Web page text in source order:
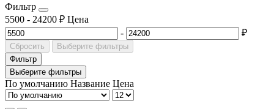
Фильтр
5500 - 24200 ₽ Цена
-
₽
Сбросить
Выберите фильтры
Фильтр
Выберите фильтры
По умолчанию Название Цена